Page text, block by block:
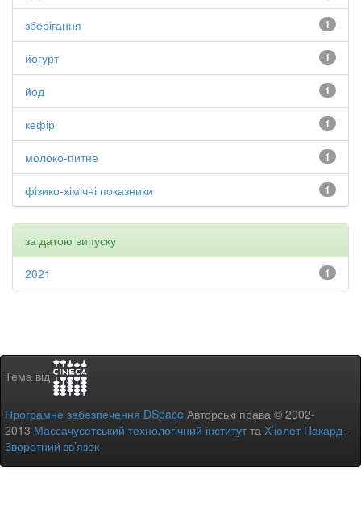
1
зберігання
1
йогурт
1
йод
1
кефір
1
молоко-питне
1
фізико-хімічні показники
за датою випуску
1
2021
Тема від
Програмне забезпечення DSpace Авторські права © 2002-
2013 Массачусетський технологічний інститутта Х’юлет Пакард -
Зворотний зв’язок